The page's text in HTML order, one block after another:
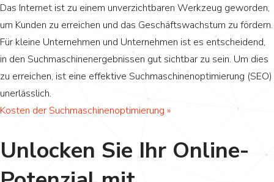
Das Internet ist zu einem unverzichtbaren Werkzeug geworden,
um Kunden zu erreichen und das Geschäftswachstum zu fördern.
Für kleine Unternehmen und Unternehmen ist es entscheidend,
in den Suchmaschinenergebnissen gut sichtbar zu sein. Um dies
zu erreichen, ist eine effektive Suchmaschinenoptimierung (SEO)
unerlässlich.
Kosten der Suchmaschinenoptimierung »
Unlocken Sie Ihr Online-